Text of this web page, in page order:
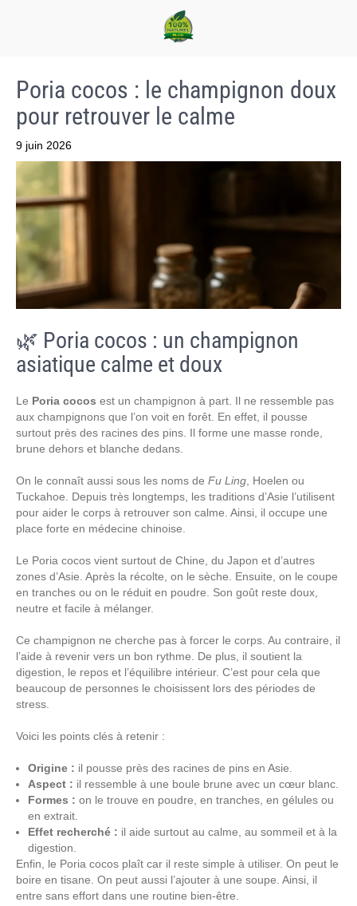
Poria cocos : le champignon doux
pour retrouver le calme
9 juin 2026
🌿 Poria cocos : un champignon
asiatique calme et doux
Le Poria cocos est un champignon à part. Il ne ressemble pas
aux champignons que l’on voit en forêt. En effet, il pousse
surtout près des racines des pins. Il forme une masse ronde,
brune dehors et blanche dedans.
On le connaît aussi sous les noms de Fu Ling , Hoelen ou
Tuckahoe. Depuis très longtemps, les traditions d’Asie l’utilisent
pour aider le corps à retrouver son calme. Ainsi, il occupe une
place forte en médecine chinoise.
Le Poria cocos vient surtout de Chine, du Japon et d’autres
zones d’Asie. Après la récolte, on le sèche. Ensuite, on le coupe
en tranches ou on le réduit en poudre. Son goût reste doux,
neutre et facile à mélanger.
Ce champignon ne cherche pas à forcer le corps. Au contraire, il
l’aide à revenir vers un bon rythme. De plus, il soutient la
digestion, le repos et l’équilibre intérieur. C’est pour cela que
beaucoup de personnes le choisissent lors des périodes de
stress.
Voici les points clés à retenir :
Origine : il pousse près des racines de pins en Asie.
Aspect : il ressemble à une boule brune avec un cœur blanc.
Formes : on le trouve en poudre, en tranches, en gélules ou
en extrait.
Effet recherché : il aide surtout au calme, au sommeil et à la
digestion.
Enfin, le Poria cocos plaît car il reste simple à utiliser. On peut le
boire en tisane. On peut aussi l’ajouter à une soupe. Ainsi, il
entre sans effort dans une routine bien-être.